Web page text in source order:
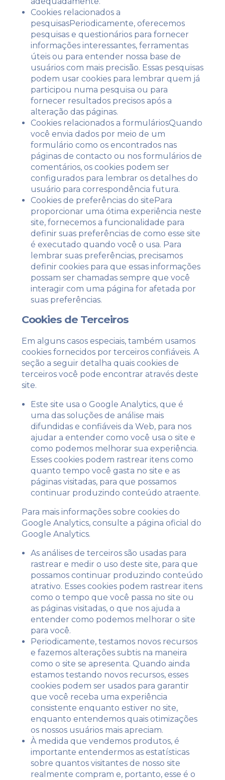
Cookies relacionados a
pesquisasPeriodicamente, oferecemos
pesquisas e questionários para fornecer
informações interessantes, ferramentas
úteis ou para entender nossa base de
usuários com mais precisão. Essas pesquisas
podem usar cookies para lembrar quem já
participou numa pesquisa ou para
fornecer resultados precisos após a
alteração das páginas.
Cookies relacionados a formuláriosQuando
você envia dados por meio de um
formulário como os encontrados nas
páginas de contacto ou nos formulários de
comentários, os cookies podem ser
configurados para lembrar os detalhes do
usuário para correspondência futura.
Cookies de preferências do sitePara
proporcionar uma ótima experiência neste
site, fornecemos a funcionalidade para
definir suas preferências de como esse site
é executado quando você o usa. Para
lembrar suas preferências, precisamos
definir cookies para que essas informações
possam ser chamadas sempre que você
interagir com uma página for afetada por
suas preferências.
Cookies de Terceiros
Em alguns casos especiais, também usamos
cookies fornecidos por terceiros confiáveis. A
seção a seguir detalha quais cookies de
terceiros você pode encontrar através deste
site.
Este site usa o Google Analytics, que é
uma das soluções de análise mais
difundidas e confiáveis ​​da Web, para nos
ajudar a entender como você usa o site e
como podemos melhorar sua experiência.
Esses cookies podem rastrear itens como
quanto tempo você gasta no site e as
páginas visitadas, para que possamos
continuar produzindo conteúdo atraente.
Para mais informações sobre cookies do
Google Analytics, consulte a página oficial do
Google Analytics.
As análises de terceiros são usadas para
rastrear e medir o uso deste site, para que
possamos continuar produzindo conteúdo
atrativo. Esses cookies podem rastrear itens
como o tempo que você passa no site ou
as páginas visitadas, o que nos ajuda a
entender como podemos melhorar o site
para você.
Periodicamente, testamos novos recursos
e fazemos alterações subtis na maneira
como o site se apresenta. Quando ainda
estamos testando novos recursos, esses
cookies podem ser usados ​​para garantir
que você receba uma experiência
consistente enquanto estiver no site,
enquanto entendemos quais otimizações
os nossos usuários mais apreciam.
À medida que vendemos produtos, é
importante entendermos as estatísticas
sobre quantos visitantes de nosso site
realmente compram e, portanto, esse é o